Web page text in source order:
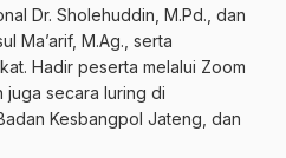
Dr. Sholehuddin, M.Pd., dan
Ma’arif, M.Ag., serta
Hadir peserta melalui Zoom
juga secara luring di
Kesbangpol Jateng, dan